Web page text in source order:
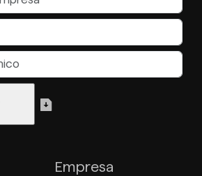
Empresa